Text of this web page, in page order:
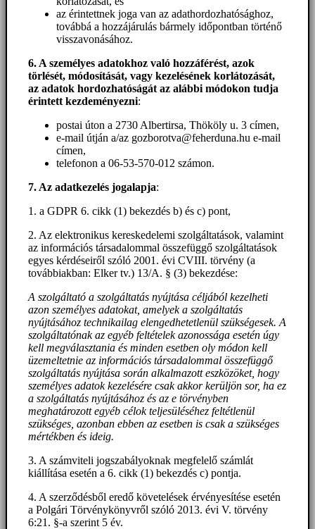
az érintettnek joga van az adathordozhatósághoz,
továbbá a hozzájárulás bármely időpontban történő
visszavonásához.
6. A személyes adatokhoz való hozzáférést, azok
törlését, módosítását, vagy kezelésének korlátozását,
az adatok hordozhatóságát az alábbi módokon tudja
érintett kezdeményezni:
postai úton a 2730 Albertirsa, Thököly u. 3 címen,
e-mail útján a/az gozborotva@feherduna.hu e-mail
címen,
telefonon a 06-53-570-012 számon.
7. Az adatkezelés jogalapja:
1. a GDPR 6. cikk (1) bekezdés b) és c) pont,
2. Az elektronikus kereskedelemi szolgáltatások, valamint
az információs társadalommal összefüggő szolgáltatások
egyes kérdéseiről szóló 2001. évi CVIII. törvény (a
továbbiakban: Elker tv.) 13/A. § (3) bekezdése:
A szolgáltató a szolgáltatás nyújtása céljából kezelheti
azon személyes adatokat, amelyek a szolgáltatás
nyújtásához technikailag elengedhetetlenül szükségesek. A
szolgáltatónak az egyéb feltételek azonossága esetén úgy
kell megválasztania és minden esetben oly módon kell
üzemeltetnie az információs társadalommal összefüggő
szolgáltatás nyújtása során alkalmazott eszközöket, hogy
személyes adatok kezelésére csak akkor kerüljön sor, ha ez
a szolgáltatás nyújtásához és az e törvényben
meghatározott egyéb célok teljesüléséhez feltétlenül
szükséges, azonban ebben az esetben is csak a szükséges
mértékben és ideig.
3. A számviteli jogszabályoknak megfelelő számlát
kiállítása esetén a 6. cikk (1) bekezdés c) pontja.
4. A szerződésből eredő követelések érvényesítése esetén
a Polgári Törvénykönyvről szóló 2013. évi V. törvény
6:21. §-a szerint 5 év.